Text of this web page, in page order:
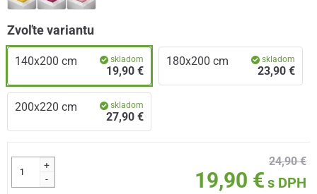
Zvoľte variantu
140x200 cm skladom
19,90 €
180x200 cm skladom
23,90 €
200x220 cm skladom
27,90 €
+
-
24,90 €
19,90 € s DPH